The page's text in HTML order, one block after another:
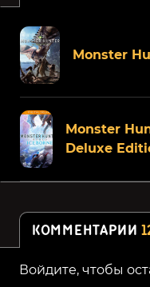
Monster
Monster
Deluxe
КОММЕНТАРИИ
Войдите, чтобы